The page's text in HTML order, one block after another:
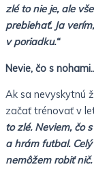
zlé to nie je, ale
prebiehať. Ja
v poriadku.“
Nevie, čo s
Ak sa nevyskytnú
začať trénovať v
to zlé. Neviem, čo
a hrám futbal.
nemôžem robiť